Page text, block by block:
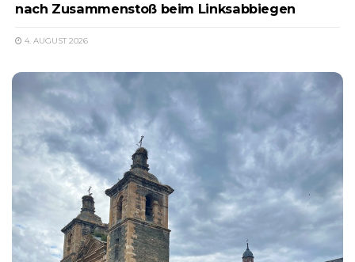
nach Zusammenstoß beim Linksabbiegen
4. AUGUST 2026